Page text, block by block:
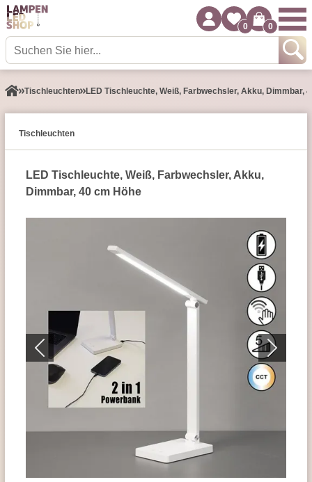
0 0
Tisch­leuchten LED Tischleuchte, Weiß, Farbwechsler, Akku, Dimmbar,
Tisch­leuchten
LED Tischleuchte, Weiß, Farbwechsler, Akku,
Dimmbar, 40 cm Höhe